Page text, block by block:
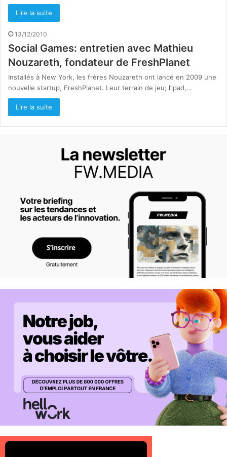
Lire la suite
13/12/2010
Social Games: entretien avec Mathieu
Nouzareth, fondateur de FreshPlanet
Installés à New York, les frères Nouzareth ont lancé en 2009 une
nouvelle startup, FreshPlanet. Leur terrain de jeu; l’ipad,…
Lire la suite